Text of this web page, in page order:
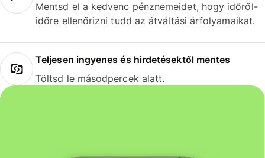
Mentsd el a kedvenc pénznemeidet, hogy időről-
időre ellenőrizni tudd az átváltási árfolyamaikat.
Teljesen ingyenes és hirdetésektől mentes
Töltsd le másodpercek alatt.